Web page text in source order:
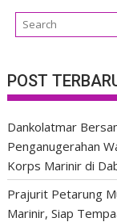
POST
Dankolatmar
Penganugerahan
Korps Marinir di
Prajurit Petarung
Marinir, Siap